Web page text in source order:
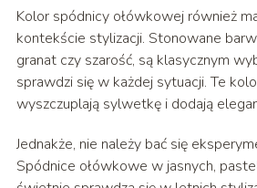
Kolor spódnicy ołówkowej również
kontekście stylizacji. Stonowane
granat czy szarość, są klasycznym
sprawdzi się w każdej sytuacji. Te
wyszczuplają sylwetkę i dodają
Jednakże, nie należy bać się
Spódnice ołówkowe w jasnych,